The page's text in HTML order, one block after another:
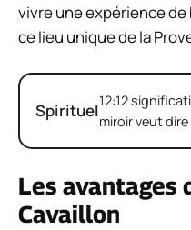
vivre une expérience
ce lieu unique de la
Spirituel12:12
miroir veut dire
Les avantages
Cavaillon